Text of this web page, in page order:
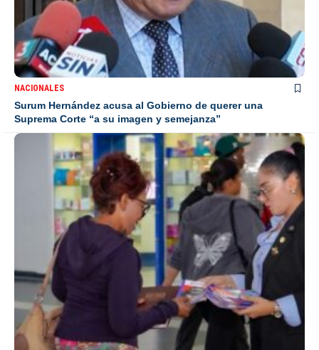
NACIONALES
Surum Hernández acusa al Gobierno de querer una
Suprema Corte “a su imagen y semejanza”